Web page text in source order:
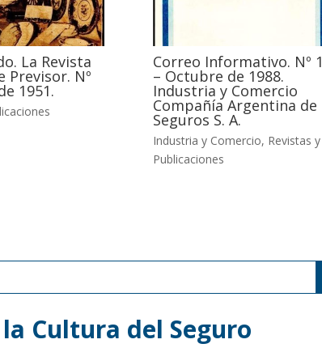
La Revista
Previsor. Nº
1951.
Correo Informativo. Nº 1
– Octubre de 1988.
Industria y Comercio
Compañía Argentina de
Seguros S. A.
Industria y Comercio, Revistas y
Publicaciones
Cultura del Seguro